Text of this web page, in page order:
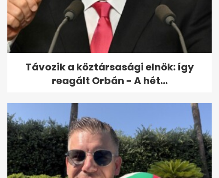
A szolnoki kalandparkban
felrúgta a kísérő a rábízott
gyereket
Távozik a köztársasági elnök: így
reagált Orbán - A hét...